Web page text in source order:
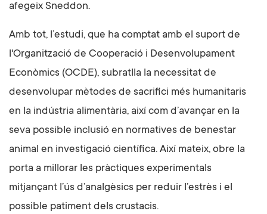
afegeix Sneddon.
Amb tot, l’estudi, que ha comptat amb el suport de
l'Organització de Cooperació i Desenvolupament
Econòmics (OCDE), subratlla la necessitat de
desenvolupar mètodes de sacrifici més humanitaris
en la indústria alimentària, així com d’avançar en la
seva possible inclusió en normatives de benestar
animal en investigació científica. Així mateix, obre la
porta a millorar les pràctiques experimentals
mitjançant l’ús d’analgèsics per reduir l’estrès i el
possible patiment dels crustacis.